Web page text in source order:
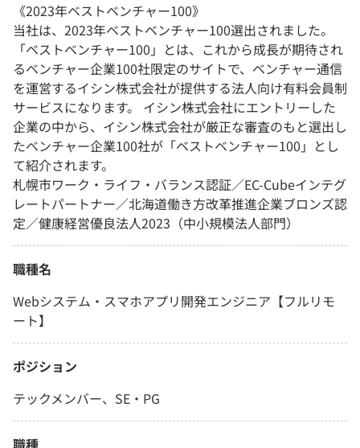
《2023年ベストベンチャー100》
当社は、2023年ベストベンチャー100選出されました。
「ベストベンチャー100」とは、これから成長が期待され
るベンチャー企業100社限定のサイトで、ベンチャー通信
を運営するイシン株式会社が提供する法人向け有料会員制
サービスになります。 イシン株式会社にエントリーした
企業の中から、イシン株式会社が厳正な審査のもと選出し
たベンチャー企業100社が「ベストベンチャー100」とし
て紹介されます。
札幌市ワーク・ライフ・バランス認証／EC-Cubeインテグ
レートパートナー／北海道働き方改革推進企業ブロンズ認
定／健康経営優良法人2023（中小規模法人部門）
職種名
Webシステム・スマホアプリ開発エンジニア【フルリモ
ート】
ポジション
テックメンバー、SE・PG